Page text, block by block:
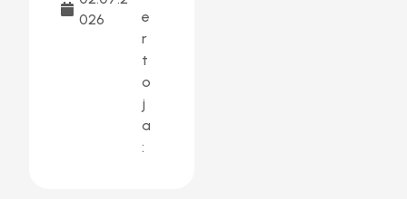
026
e
r
t
o
j
a
: